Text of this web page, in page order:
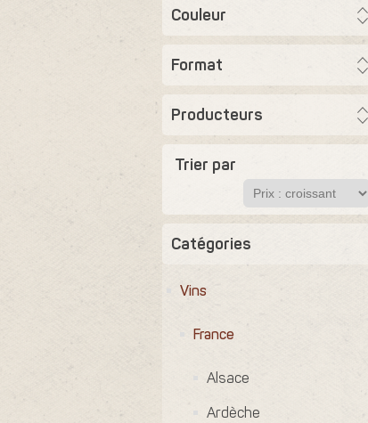
Couleur
Format
Producteurs
Trier par
Catégories
Vins
France
Alsace
Ardèche